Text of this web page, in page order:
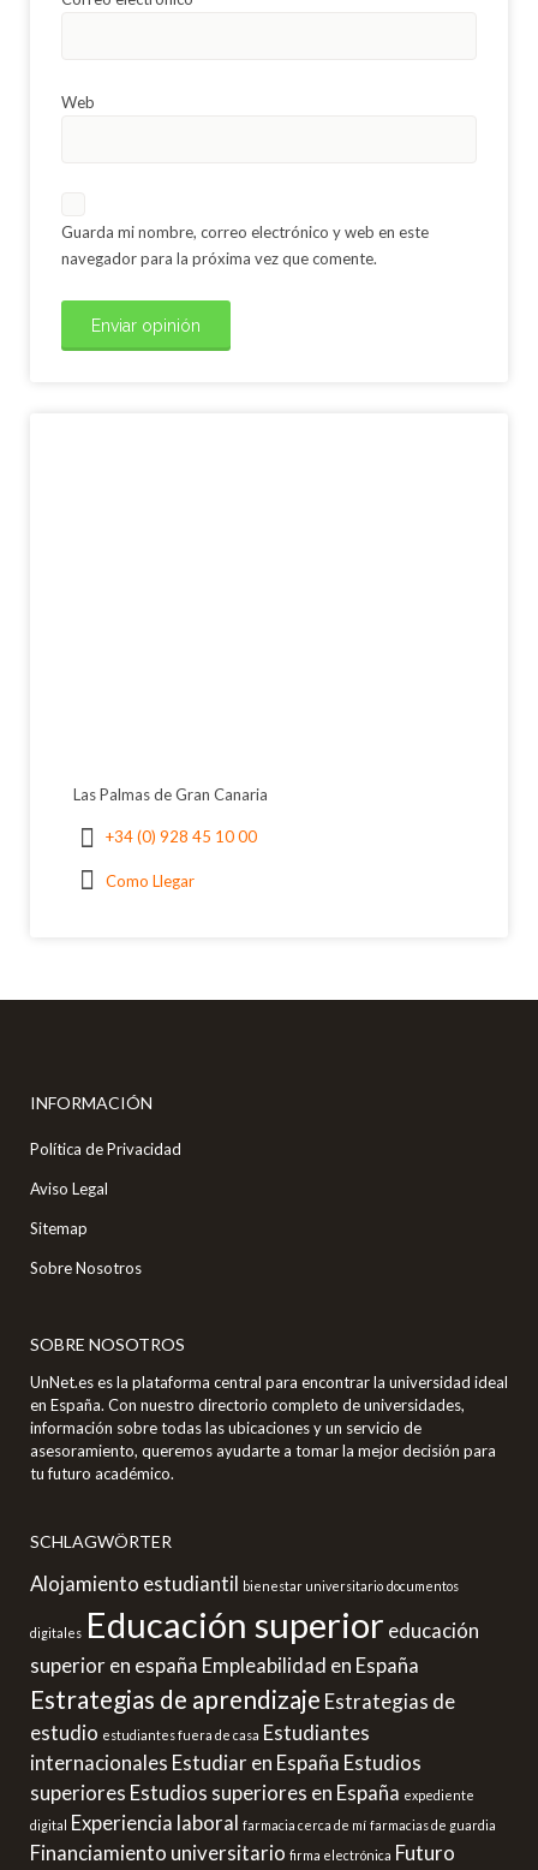
Web
Guarda mi nombre, correo electrónico y web en este
navegador para la próxima vez que comente.
Las Palmas de Gran Canaria
+34 (0) 928 45 10 00
Como Llegar
INFORMACIÓN
Política de Privacidad
Aviso Legal
Sitemap
Sobre Nosotros
SOBRE NOSOTROS
UnNet.es es la plataforma central para encontrar la universidad ideal
en España. Con nuestro directorio completo de universidades,
información sobre todas las ubicaciones y un servicio de
asesoramiento, queremos ayudarte a tomar la mejor decisión para
tu futuro académico.
SCHLAGWÖRTER
Alojamiento estudiantil bienestar universitario documentos
digitales Educación superior educación
superior en españa Empleabilidad en España
Estrategias de aprendizaje Estrategias de
estudio estudiantes fuera de casa Estudiantes
internacionales Estudiar en España Estudios
superiores Estudios superiores en España expediente
digital Experiencia laboral farmacia cerca de mí farmacias de guardia
Financiamiento universitario firma electrónica Futuro